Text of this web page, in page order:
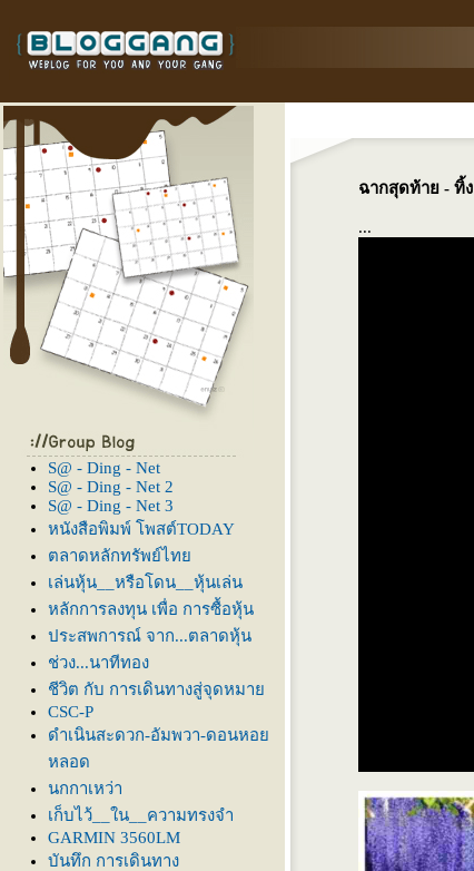
S@ - Ding - Net
S@ - Ding - Net 2
S@ - Ding - Net 3
หนังสือพิมพ์ โพสต์TODAY
ตลาดหลักทรัพย์ไท
เล่นหุ้น__หรือโดน__หุ้นเล่น
หลักการลงทุน เพื่อ การซื้อหุ้น
ประสพการณ์ จาก...ตลาดหุ้น
ช่วง...นาทีทอง
ชีวิต กับ การเดินทางสู่จุดหมา
CSC-P
ดำเนินสะดวก-อัมพวา-ดอนหอ
หลอด
นกกาเหว่า
เก็บไว้__ใน__ความทรงจำ
GARMIN 3560LM
บันทึก การเดินทาง
ฉากสุดท้าย - ทิ้ง
...